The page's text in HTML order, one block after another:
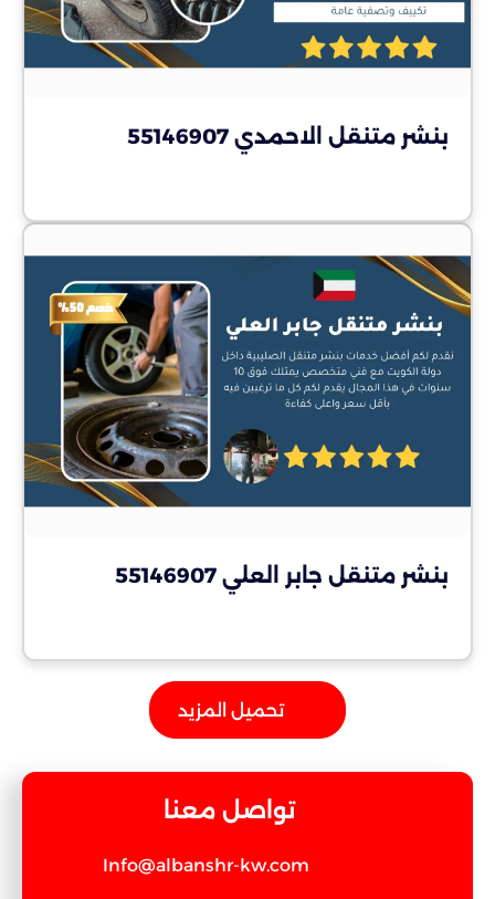
بنشر متنقل الاحمدي 55146907
بنشر متنقل جابر العلي 55146907
تحميل المزيد
تواصل معنا
Info@albanshr-kw.com